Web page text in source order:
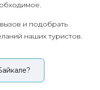
и подобрать
наших туристов.